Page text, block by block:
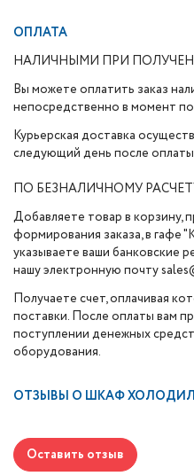
ОПЛАТА
НАЛИЧНЫМИ ПРИ
Вы можете оплатить заказ
непосредственно в момент
Курьерская доставка
следующий день после
ПО БЕЗНАЛИЧНОМУ
Добавляете товар в корзину,
формирования заказа, в гафе
указываете ваши банковские
нашу электронную почту
Получаете счет, оплачивая
поставки. После оплаты вам
поступлении денежных
оборудования.
ОТЗЫВЫ О ШКАФ
Оставить отзыв